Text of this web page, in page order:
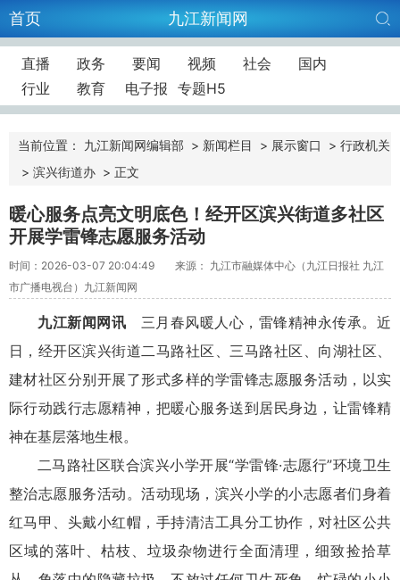
首页 九江新闻网
直播 政务 要闻 视频 社会
国内
行业
教育 电子报 专题H5
当前位置： 九江新闻网编辑部 > 新闻栏目 > 展示窗口 > 行政机关
> 滨兴街道办 > 正文
暖心服务点亮文明底色！经开区滨兴街道多社区
开展学雷锋志愿服务活动
时间：2026-03-07 20:04:49
来源： 九江市融媒体中心（九江日报社 九江
市广播电视台）九江新闻网
九江新闻网讯 三月春风暖人心，雷锋精神永传承。近
日，经开区滨兴街道二马路社区、三马路社区、向湖社区、
建材社区分别开展了形式多样的学雷锋志愿服务活动，以实
际行动践行志愿精神，把暖心服务送到居民身边，让雷锋精
神在基层落地生根。
二马路社区联合滨兴小学开展“学雷锋·志愿行”环境卫生
整治志愿服务活动。活动现场，滨兴小学的小志愿者们身着
红马甲、头戴小红帽，手持清洁工具分工协作，对社区公共
区域的落叶、枯枝、垃圾杂物进行全面清理，细致捡拾草